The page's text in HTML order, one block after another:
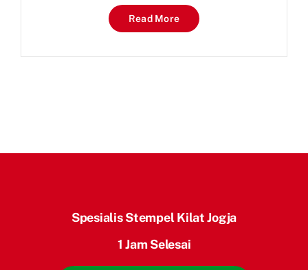
Read More
Spesialis Stempel Kilat Jogja
1 Jam Selesai